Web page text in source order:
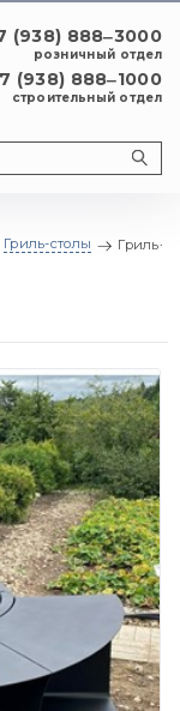
(938) 888‒3000
розничный отдел
(938) 888‒1000
строительный отдел
Гриль-столы Гриль-